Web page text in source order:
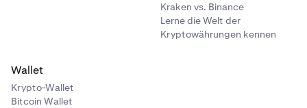
Kraken vs. Binance
Lerne die Welt der
Kryptowährungen kennen
Wallet
Krypto-Wallet
Bitcoin Wallet